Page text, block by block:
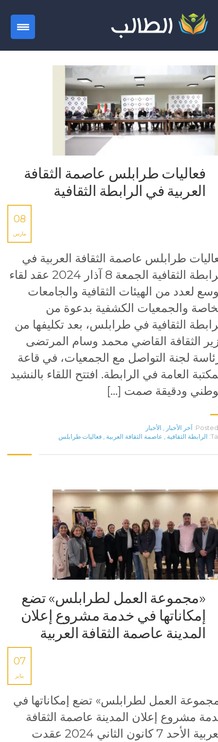
فعاليات طرابلس عاصمة الثقافة
العربية في الرابطة الثقافية
08
مارس
طرابلس عاصمة الثقافة العربية في
الرابطة الثقافية الجمعة 8 آذار 2024 عقد لقاء
لعدد من الهيئات الثقافية والجامعات
والجمعيات الكشفية بدعوة من
الثقافية في طرابلس، بعد تكليفها من
الثقافة القاضي محمد وسام المرتضى
لجنة التواصل مع الجمعيات، في قاعة
العامة في الرابطة. افتتح اللقاء بالنشيد
ودقيقة صمت […]
Posted آخر الأخبار , الأخبار
الرابطة الثقافية , عاصمة الثقافة العربية , فعاليات طرابلس
«مجموعة العمل لطرابلس» تضع
إمكاناتها في خدمة مشروع إعلان
المدينة عاصمة الثقافة العربية
07
يناير
العمل لطرابلس» تضع إمكاناتها في
مشروع إعلان المدينة عاصمة الثقافة
العربية الأحد 7 كانون الثاني 2024 عقدت